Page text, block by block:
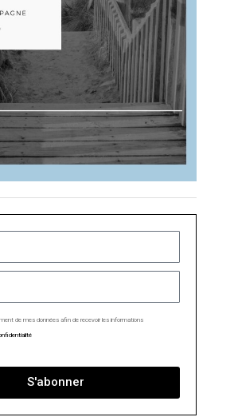
de mes données afin de recevoir les informations
S'abonner